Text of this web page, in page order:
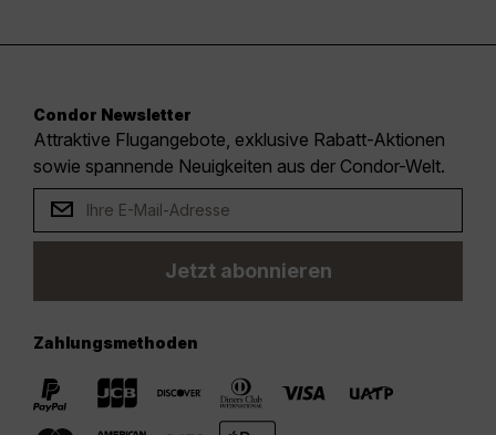
Condor Newsletter
Attraktive Flugangebote, exklusive Rabatt-Aktionen
sowie spannende Neuigkeiten aus der Condor-Welt.
Jetzt abonnieren
Zahlungsmethoden